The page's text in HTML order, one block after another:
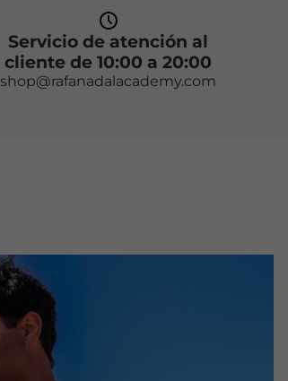
Servicio de atención al
cliente de 10:00 a 20:00
shop@rafanadalacademy.com